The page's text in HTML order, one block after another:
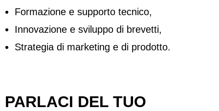
Formazione e supporto tecnico,
Innovazione e sviluppo di brevetti,
Strategia di marketing e di prodotto.
PARLACI DEL TUO